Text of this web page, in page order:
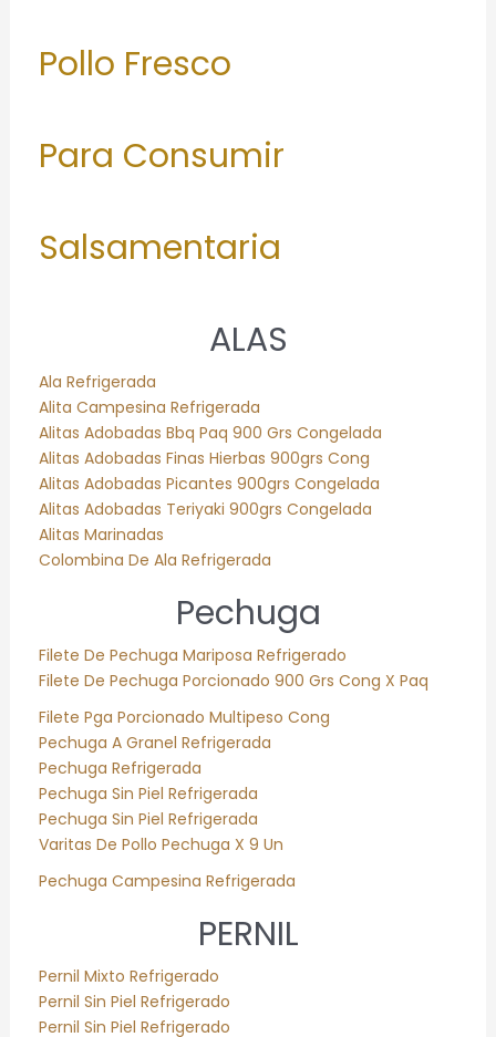
Pollo Fresco
Para Consumir
Salsamentaria
ALAS
Ala Refrigerada
Alita Campesina Refrigerada
Alitas Adobadas Bbq Paq 900 Grs Congelada
Alitas Adobadas Finas Hierbas 900grs Cong
Alitas Adobadas Picantes 900grs Congelada
Alitas Adobadas Teriyaki 900grs Congelada
Alitas Marinadas
Colombina De Ala Refrigerada
Pechuga
Filete De Pechuga Mariposa Refrigerado
Filete De Pechuga Porcionado 900 Grs Cong X Paq
Filete Pga Porcionado Multipeso Cong
Pechuga A Granel Refrigerada
Pechuga Refrigerada
Pechuga Sin Piel Refrigerada
Pechuga Sin Piel Refrigerada
Varitas De Pollo Pechuga X 9 Un
Pechuga Campesina Refrigerada
PERNIL
Pernil Mixto Refrigerado
Pernil Sin Piel Refrigerado
Pernil Sin Piel Refrigerado